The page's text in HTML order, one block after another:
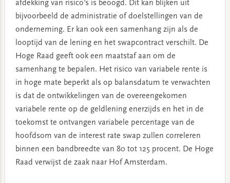
afdekking van risico’s is beoogd. Dit kan blijken uit
bijvoorbeeld de administratie of doelstellingen van de
onderneming. Er kan ook een samenhang zijn als de
looptijd van de lening en het swapcontract verschilt. De
Hoge Raad geeft ook een maatstaf aan om de
samenhang te bepalen. Het risico van variabele rente is
in hoge mate beperkt als op balansdatum te verwachten
is dat de ontwikkelingen van de overeengekomen
variabele rente op de geldlening enerzijds en het in de
toekomst te ontvangen variabele percentage van de
hoofdsom van de interest rate swap zullen correleren
binnen een bandbreedte van 80 tot 125 procent. De Hoge
Raad verwijst de zaak naar Hof Amsterdam.